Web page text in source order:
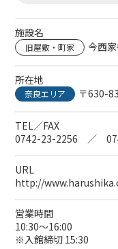
施設名
旧屋敷・町家 今西
所在地
奈良エリア 〒630-
TEL／FAX
0742-23-2256 ／
URL
http://
営業時間
10:30～16:00
※入館締切 15:30